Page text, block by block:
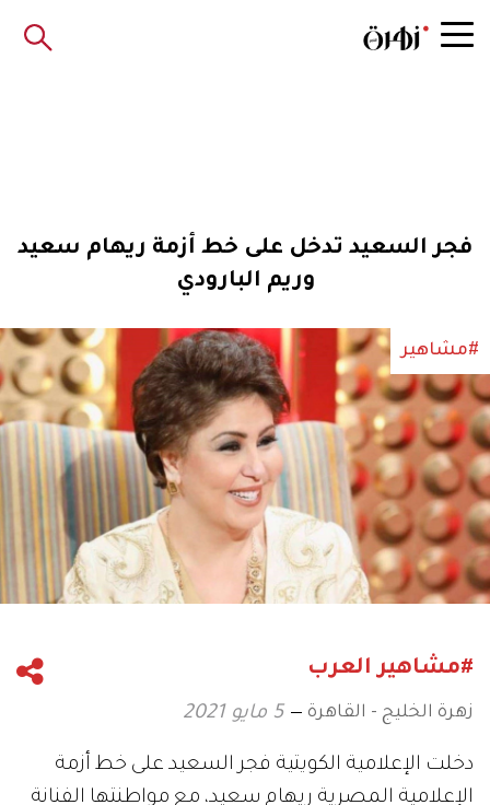
فجر السعيد تدخل على خط أزمة ريهام سعيد
وريم البارودي
#مشاهير
#مشاهير العرب
زهرة الخليج - القاهرة 5 مايو 2021
دخلت الإعلامية الكويتية فجر السعيد على خط أزمة
الإعلامية المصرية ريهام سعيد، مع مواطنتها الفنانة